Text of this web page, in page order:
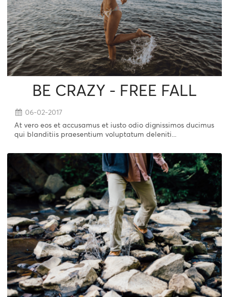
BE CRAZY - FREE FALL
06-02-2017
At vero eos et accusamus et iusto odio dignissimos ducimus
qui blanditiis praesentium voluptatum deleniti...